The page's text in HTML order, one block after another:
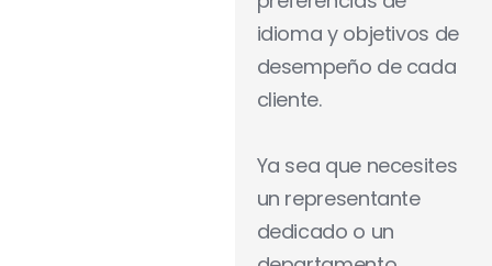
idioma y objetivos de
desempeño de cada
cliente.
Ya sea que necesites
un representante
dedicado o un